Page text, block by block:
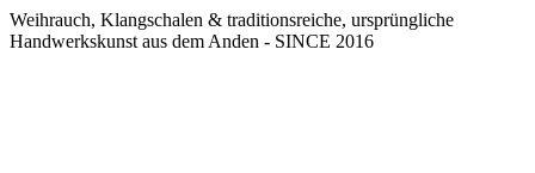
Weihrauch, Klangschalen & traditionsreiche, ursprüngliche
Handwerkskunst aus dem Anden - SINCE 2016